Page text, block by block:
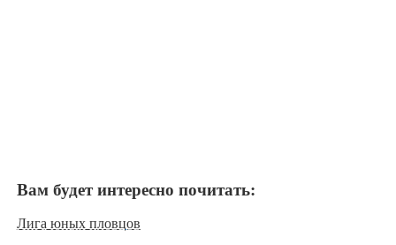
Вам будет интересно почитать:
Лига юных пловцов